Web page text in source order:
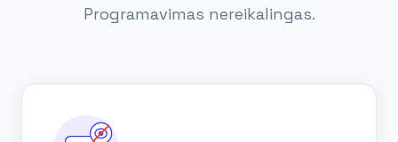
Programavimas nereikalingas.